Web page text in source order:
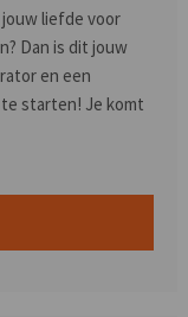
liefde voor
Dan is dit jouw
en een
starten! Je komt